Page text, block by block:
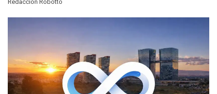
Redaccion Robotto